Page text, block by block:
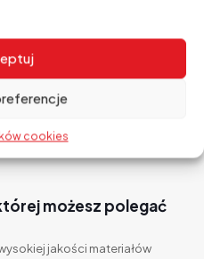
cookies
możesz polegać
jakości materiałów